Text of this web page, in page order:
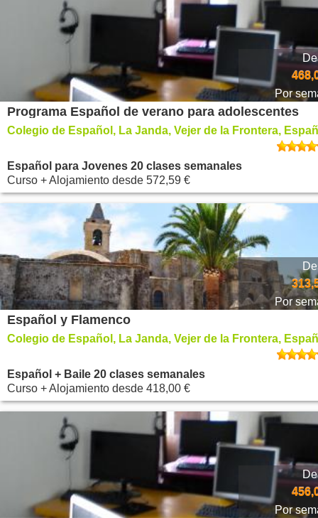
Por
Programa Español de verano para adolescentes
Colegio de Español, La Janda, Vejer de la Frontera,
Español para Jovenes 20 clases semanales
Curso + Alojamiento desde 572,59 €
Por
Español y Flamenco
Colegio de Español, La Janda, Vejer de la Frontera,
Español + Baile 20 clases semanales
Curso + Alojamiento desde 418,00 €
Por